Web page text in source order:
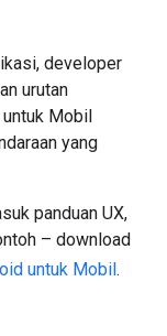
developer
urutan
Mobil
yang
panduan UX,
– download
untuk Mobil.